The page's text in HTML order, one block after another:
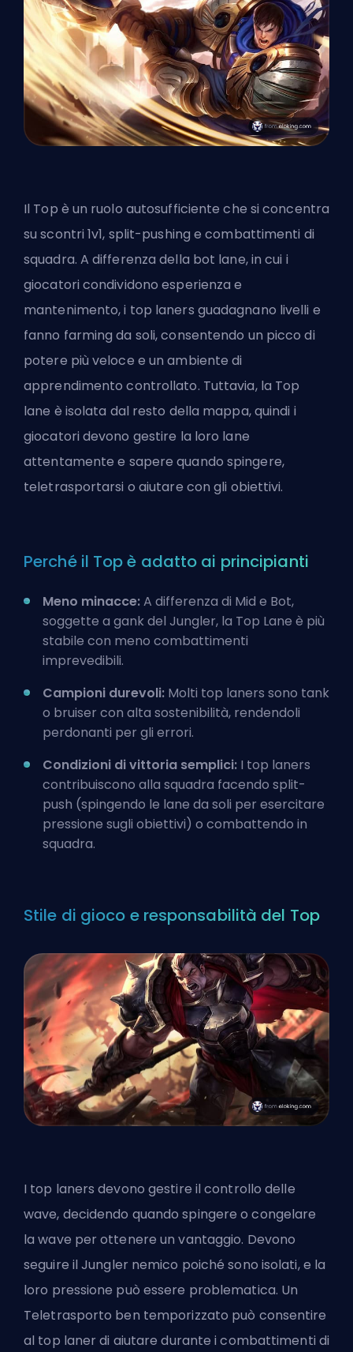
Il Top è un ruolo autosufficiente che si concentra
su scontri 1v1, split-pushing e combattimenti di
squadra. A differenza della bot lane, in cui i
giocatori condividono esperienza e
mantenimento, i top laners guadagnano livelli e
fanno farming da soli, consentendo un picco di
potere più veloce e un ambiente di
apprendimento controllato. Tuttavia, la Top
lane è isolata dal resto della mappa, quindi i
giocatori devono gestire la loro lane
attentamente e sapere quando spingere,
teletrasportarsi o aiutare con gli obiettivi.
Perché il Top è adatto ai principianti
Meno minacce:A differenza di Mid e Bot,
soggette a gank del Jungler, la Top Lane è più
stabile con meno combattimenti
imprevedibili.
Campioni durevoli: Molti top laners sono tank
o bruiser con alta sostenibilità, rendendoli
perdonanti per gli errori.
Condizioni di vittoria semplici: I top laners
contribuiscono alla squadra facendo split-
push (spingendo le lane da soli per esercitare
pressione sugli obiettivi) o combattendo in
squadra.
Stile di gioco e responsabilità del Top
I top laners devono gestire il controllo delle
wave, decidendo quando spingere o congelare
la wave per ottenere un vantaggio. Devono
seguire ilJungler nemico poiché sono isolati, e la
loro pressione può essere problematica. Un
Teletrasporto ben temporizzato può consentire
al top laner di aiutare durante i combattimenti di